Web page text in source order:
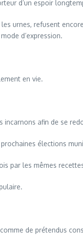
d’un espoir
urnes, refusent
d’expression.
en vie.
afin de se
élections
par les mêmes
de prétendus